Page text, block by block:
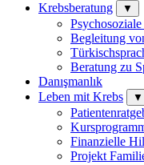
Krebsberatung
▼
Begleitung
Beratung zu
Danışmanlık
Leben mit Krebs
▼
Finanzielle
Projekt